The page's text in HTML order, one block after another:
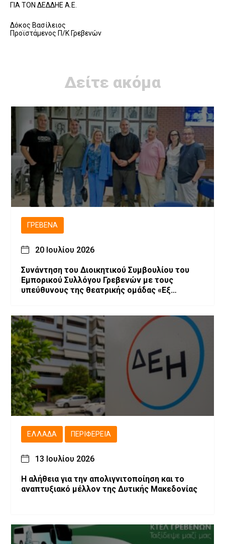
ΓΙΑ ΤΟΝ ΔΕΔΔΗΕ Α.Ε.
Δόκος Βασίλειος
Προϊστάμενος Π/Κ Γρεβενών
Δείτε ακόμα
ΓΡΕΒΕΝΆ
20 Ιουλίου 2026
Συνάντηση του Διοικητικού Συμβουλίου του
Εμπορικού Συλλόγου Γρεβενών με τους
υπεύθυνους της θεατρικής ομάδας «Εξ
ΕΛΛΆΔΑ ΠΕΡΙΦΈΡΕΙΑ
13 Ιουλίου 2026
Η αλήθεια για την απολιγνιτοποίηση και το
αναπτυξιακό μέλλον της Δυτικής Μακεδονίας